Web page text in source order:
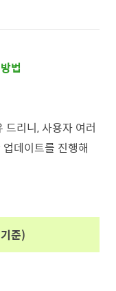
법
드리니, 사용자 여러
데이트를 진행해
준)